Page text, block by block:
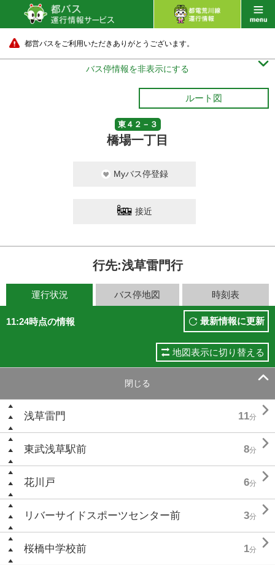
都営バスをご利用いただきありがとうございます。
バス停情報を非表示にする 
ルート図
東４２－３
橋場一丁目
Myバス停登録
接近
行先:浅草雷門行
運行状況 バス停地図 時刻表
11:24時点の情報 最新情報に更新
地図表示に切り替える
閉じる 
浅草雷門 11分 
東武浅草駅前 8分 
花川戸 6分 
リバーサイドスポーツセンター前 3分 
桜橋中学校前 1分 